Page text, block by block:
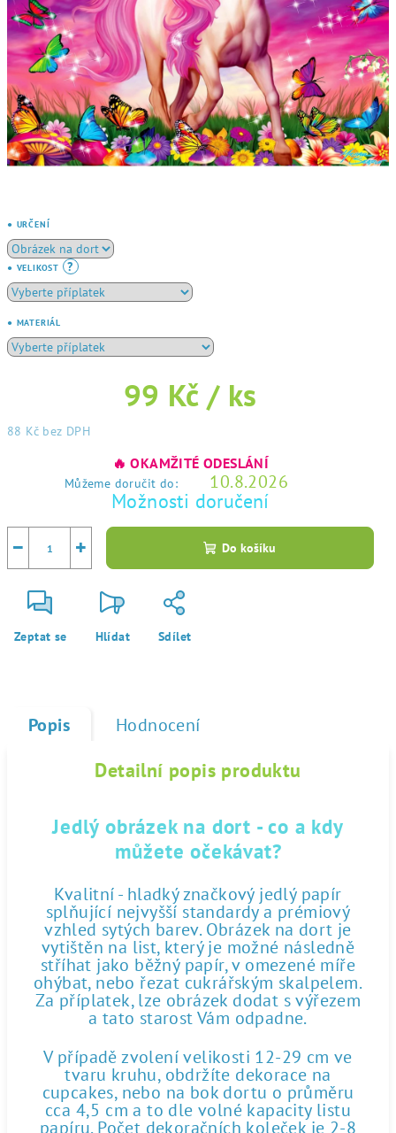
● URČENÍ
● VELIKOST ?
● MATERIÁL
99 Kč / ks
88 Kč bez DPH
🔥 OKAMŽITÉ ODESLÁNÍ
Můžeme doručit do: 10.8.2026
Možnosti doručení
+
− Do košíku
Zeptat se Hlídat Sdílet
Popis Hodnocení
Detailní popis produktu
Jedlý obrázek na dort - co a kdy
můžete očekávat?
Kvalitní - hladký značkový jedlý papír
splňující nejvyšší standardy a prémiový
vzhled sytých barev. Obrázek na dort je
vytištěn na list, který je možné následně
stříhat jako běžný papír, v omezené míře
ohýbat, nebo řezat cukrářským skalpelem.
Za příplatek, lze obrázek dodat s výřezem
a tato starost Vám odpadne.
V případě zvolení velikosti 12-29 cm ve
tvaru kruhu, obdržíte dekorace na
cupcakes, nebo na bok dortu o průměru
cca 4,5 cm a to dle volné kapacity listu
papíru. Počet dekoračních koleček je 2-8